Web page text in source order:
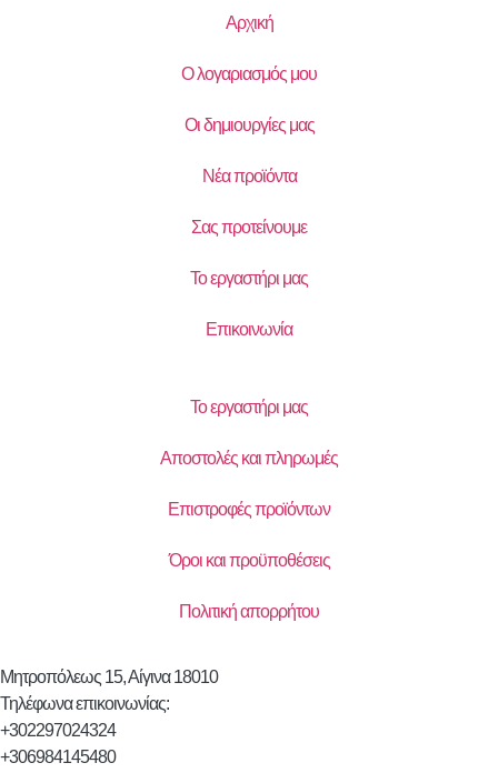
Αρχική
Ο λογαριασμός μου
Οι δημιουργίες μας
Νέα προϊόντα
Σας προτείνουμε
Το εργαστήρι μας
Επικοινωνία
Το εργαστήρι μας
Αποστολές και πληρωμές
Επιστροφές προϊόντων
Όροι και προϋποθέσεις
Πολιτική απορρήτου
Μητροπόλεως 15, Αίγινα 18010
Τηλέφωνα επικοινωνίας:
+302297024324
+306984145480